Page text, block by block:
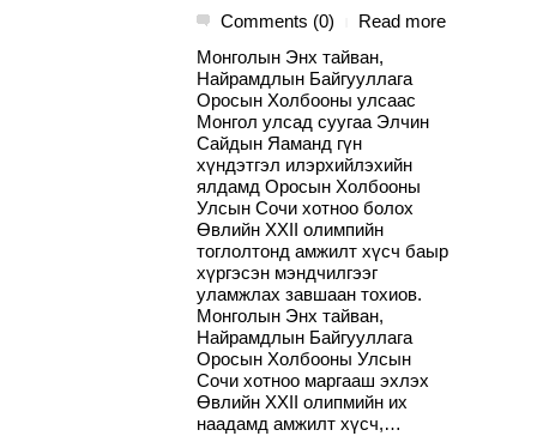
Comments (0)
Read more
Монголын Энх тайван,
Найрамдлын Байгууллага
Оросын Холбооны улсаас
Монгол улсад суугаа Элчин
Сайдын Яаманд гүн
хүндэтгэл илэрхийлэхийн
ялдамд Оросын Холбооны
Улсын Сочи хотноо болох
Өвлийн XXII олимпийн
тоглолтонд амжилт хүсч баыр
хүргэсэн мэндчилгээг
уламжлах завшаан тохиов.
Монголын Энх тайван,
Найрамдлын Байгууллага
Оросын Холбооны Улсын
Сочи хотноо маргааш эхлэх
Өвлийн XXII олипмийн их
наадамд амжилт хүсч,…